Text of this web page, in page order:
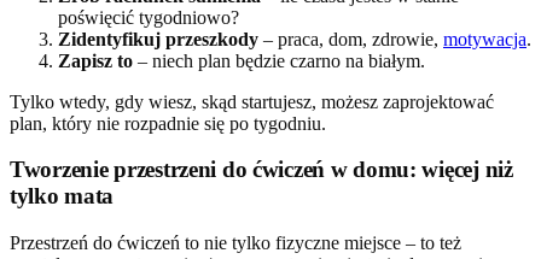
poświęcić tygodniowo?
Zidentyfikuj przeszkody – praca, dom, zdrowie, motywacja.
Zapisz to – niech plan będzie czarno na białym.
Tylko wtedy, gdy wiesz, skąd startujesz, możesz zaprojektować
plan, który nie rozpadnie się po tygodniu.
Tworzenie przestrzeni do ćwiczeń w domu: więcej niż
tylko mata
Przestrzeń do ćwiczeń to nie tylko fizyczne miejsce – to też